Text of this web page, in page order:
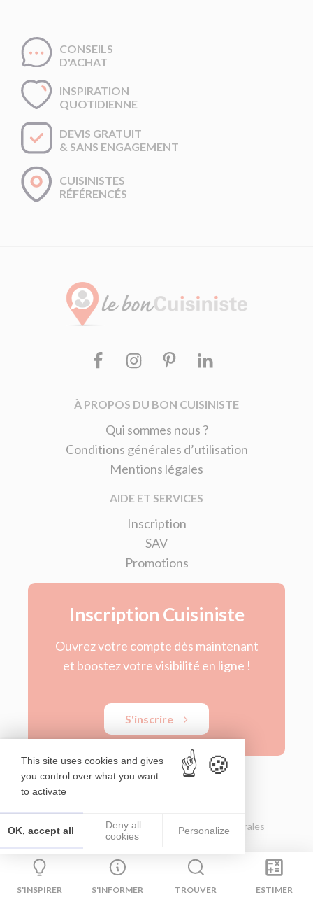
CONSEILS
D'ACHAT
INSPIRATION
QUOTIDIENNE
DEVIS GRATUIT
& SANS ENGAGEMENT
CUISINISTES
RÉFÉRENCÉS
FacebookInstagramPinterestLinkedin
À PROPOS DU BON CUISINISTE
Qui sommes nous ?
Conditions générales d’utilisation
Mentions légales
AIDE ET SERVICES
Inscription
SAV
Promotions
Inscription Cuisiniste
Ouvrez votre compte dès maintenant
et boostez votre visibilité en ligne !
S'inscrire
© Le Bon Cuisiniste 2026
Conditions Générales
d’Utilisation
S'INSPIRER S'INFORMER TROUVER ESTIMER
This site uses cookies and gives
you control over what you want
to activate
OK, accept all
Deny all
cookies
Personalize